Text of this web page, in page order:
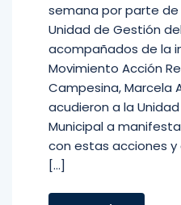
semana por parte
Unidad de Gestión
acompañados de la
Movimiento Acción
Campesina, Marcela
acudieron a la
Municipal a
con estas acciones
[…]